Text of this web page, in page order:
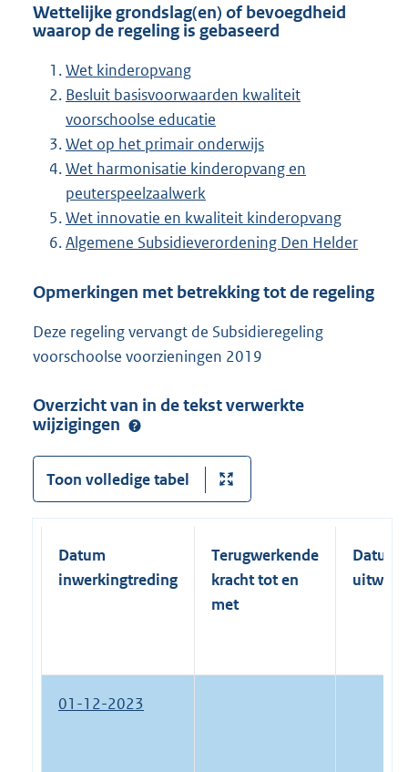
Wettelijke grondslag(en) of bevoegdheid
waarop de regeling is gebaseerd
Wet kinderopvang
Besluit basisvoorwaarden kwaliteit
voorschoolse educatie
Wet op het primair onderwijs
Wet harmonisatie kinderopvang en
peuterspeelzaalwerk
Wet innovatie en kwaliteit kinderopvang
Algemene Subsidieverordening Den Helder
Opmerkingen met betrekking tot de regeling
Deze regeling vervangt de Subsidieregeling
voorschoolse voorzieningen 2019
Overzicht van in de tekst verwerkte
wijzigingen
Toon volledige tabel
Datum
inwerkingtreding
Terugwerkende
kracht tot en
met
Datum
01-12-2023